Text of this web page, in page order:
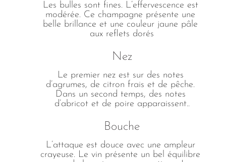
Les bulles sont fines. L’effervescence est
modérée. Ce champagne présente une
belle brillance et une couleur jaune pâle
aux reflets dorés
Nez
Le premier nez est sur des notes
d’agrumes, de citron frais et de pêche.
Dans un second temps, des notes
d’abricot et de poire apparaissent..
Bouche
L’attaque est douce avec une ampleur
crayeuse. Le vin présente un bel équilibre